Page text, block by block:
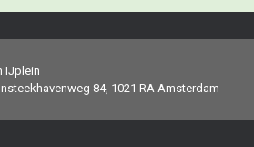
IJplein
84, 1021 RA Amsterdam